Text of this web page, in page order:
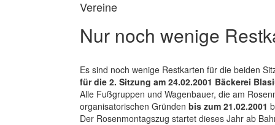
Vereine
Nur noch wenige
Es sind noch wenige Restkarten für die beiden
für die 2. Sitzung am 24.02.2001 Bäckerei
Alle Fußgruppen und Wagenbauer, die am
organisatorischen Gründen bis zum 21.02.2001
Der Rosenmontagszug startet dieses Jahr ab